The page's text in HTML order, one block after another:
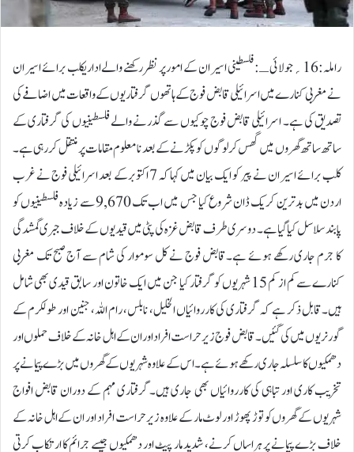
راملہ:16؍جولائی ـ :فلسطینی اسیران کے امور پر نظر رکھنے والے اداریکلب برائے اسیران
نے مغربی کنارے میں اسرائیلی قابض فوج کے ہاتھوں گرفتاریوں کے واقعات میں اضافے کی
تصدیق کی ہے۔ اسرائیلی قابض فوج چوکیوں سے گذرنے والے فلسطینیوں کی گرفتاری کے
ساتھ ساتھ گھروں میں گھس کر لوگوں کو پکڑنے کے بعد نامعلوم مقامات پر منتقل کررہی ہے۔
کلب برائے اسیران نے پیر کو ایک بیان میں کہا کہ 7 اکتوبرکے بعد اسرائیلی فوج نے غرب
اردن میں بدترین کریک ڈان شروع کیا جس میں اب تک 9,670 سے زیادہ فلسطینیوں کو
پابند سلاسل کیا گیا ہے۔ دوسری طرف قابض غزہ کی پٹی میں قیدیوں کے خلاف جبری گمشدگی
کا جرم جاری رکھے ہوئے ہے۔قابض فوج نے کل سوموار کی شام سے آج صبح تک مغربی
کنارے سے کم از کم 15 شہریوں کو گرفتار کیا جن میں ایک خاتون اور سابق قیدی بھی شامل
ہیں۔قابل ذکر ہے کہ گرفتاری کی کارروائیاں الخلیل، نابلس، رام اللہ، جنین اور طولکرم کے
گورنریوں میں کی گئیں۔ قابض فوج زیر حراست افراد اور ان کے اہل خانہ کے خلاف حملوں اور
دھمکیوں کا سلسلہ جاری رکھے ہوئے ہے۔ اس کے علاوہ شہریوں کے گھروں میں بڑے پیمانے پر
تخریب کاری اور تباہی کی کارروائیاں بھی جاری ہیں۔گرفتاری مہم کے دوران قابض افواج
شہریوں کے گھروں کو توڑ پھوڑ اور لوٹ مار کے علاوہ زیر حراست افراد اور ان کے اہل خانہ کے
خلاف بڑے پیمانے پر ہراساں کرنے، شدید مار پیٹ اور دھمکیوں جیسے جرائم کا ارتکاب کرتی